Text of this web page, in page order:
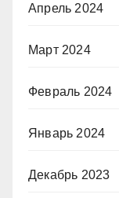
Апрель 2024
Март 2024
Февраль 2024
Январь 2024
Декабрь 2023